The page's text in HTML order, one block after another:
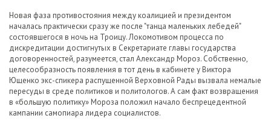
Новая фаза противостояния между коалицией и президентом
началась практически сразу же после "танца маленьких лебедей"
состоявшегося в ночь на Троицу. Локомотивом процесса по
дискредитации достигнутых в Секретариате главы государства
договоренностей, разумеется, стал Александр Мороз. Собственно,
целесообразность появления в тот день в кабинете у Виктора
Ющенко экс-спикера распущенной Верховной Рады вызвала немалые
пересуды в среде политиков и политологов. А сам факт возвращения
в «большую политику» Мороза положил начало беспрецедентной
кампании самопиара лидера социалистов.